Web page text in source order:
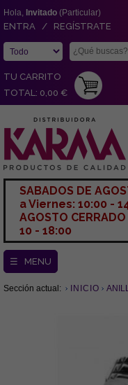
Hola, Invitado (Particular)
ENTRA / REGÍSTRATE
TU CARRITO
TOTAL: 0,00 €
SABADOS DE
a Viernes: 10:00 -
AGOSTO
10 - 18:00
☰ MENU
Sección actual: INICIO